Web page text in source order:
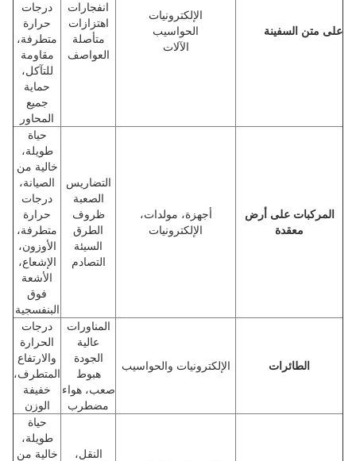
على متن السفينة
الإلكترونيات
الحواسيب
الآلات
انفجارات
اهتزازات
متأصلة
العواصف
درجات
حرارة
متطرفة،
مقاومة
للتآكل،
حماية
جميع
المحاور
المركبات على أرض
معقدة
أجهزة، مولدات،
الإلكترونيات
التضاريس
الصعبة
ظروف
الطرق
السيئة
التصادم
حياة
طويلة،
خالية من
الصيانة،
درجات
حرارة
متطرفة،
الأوزون،
الإشعاع،
الأشعة
فوق
البنفسجية
الطائرات الإلكترونيات والحواسيب
المناورات
عالية
الجودة
هبوط
صعب، هواء
مضطرب
درجات
الحرارة
والارتفاع
المتطرف،
خفيفة
الوزن
النقل،
حياة
طويلة،
خالية من